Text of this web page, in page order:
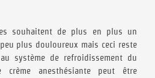
souhaitent de plus en plus un
plus douloureux mais ceci reste
système de refroidissement du
anesthésiante peut être